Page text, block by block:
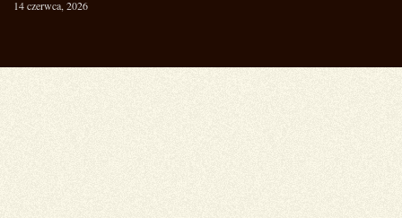
14 czerwca, 2026